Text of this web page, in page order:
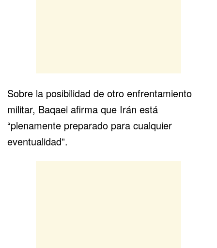
Sobre la posibilidad de otro enfrentamiento
militar, Baqaei afirma que Irán está
“plenamente preparado para cualquier
eventualidad”.